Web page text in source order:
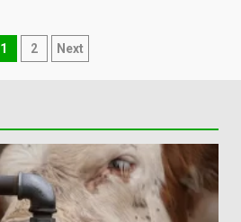
Paginație
1 2 Next